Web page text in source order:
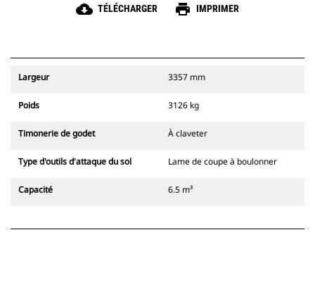
cloud_download TÉLÉCHARGER print IMPRIMER
Largeur 3357 mm
Poids 3126 kg
Timonerie de godet À claveter
Type d'outils d'attaque du sol Lame de coupe à boulonner
Capacité 6.5 m³